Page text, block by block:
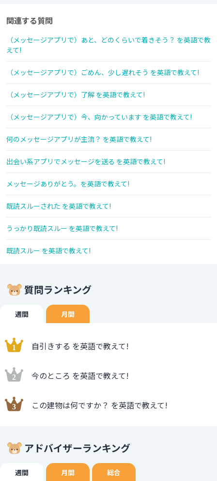
関連する質問
（メッセージアプリで）あと、どのくらいで着きそう？ を英語で教
えて!
（メッセージアプリで）ごめん、少し遅れそう を英語で教えて!
（メッセージアプリで）了解 を英語で教えて!
（メッセージアプリで）今、向かっています を英語で教えて!
何のメッセージアプリが主流？ を英語で教えて!
出会い系アプリでメッセージを送る を英語で教えて!
メッセージありがとう。を英語で教えて!
既読スルーされた を英語で教えて!
うっかり既読スルー を英語で教えて!
既読スルー を英語で教えて!
質問ランキング
週間 月間
自引きする を英語で教えて!
今のところ を英語で教えて!
この建物は何ですか？ を英語で教えて!
アドバイザーランキング
週間 月間 総合